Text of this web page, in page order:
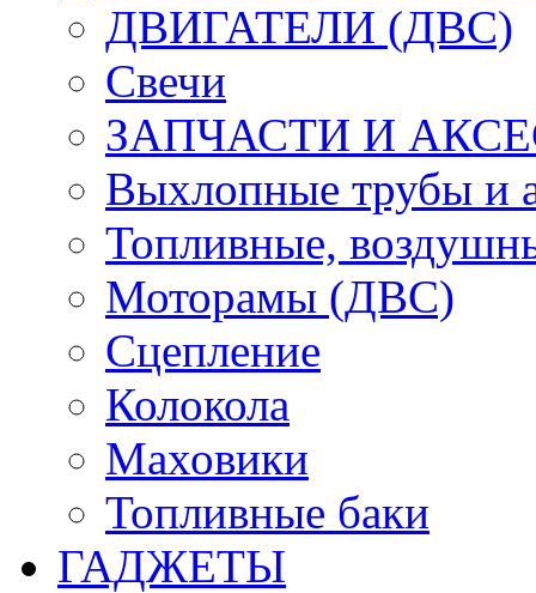
ДВИГАТЕЛИ (ДВС)
Свечи
ЗАПЧАСТИ И
Выхлопные трубы и
Топливные,
Моторамы (ДВС)
Сцепление
Колокола
Маховики
Топливные баки
ГАДЖЕТЫ